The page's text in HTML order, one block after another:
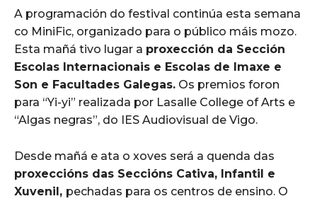
A programación do festival continúa esta semana
co MiniFic, organizado para o público máis mozo.
Esta mañá tivo lugar a proxección da Sección
Escolas Internacionais e Escolas de Imaxe e
Son e Facultades Galegas. Os premios foron
para “Yi-yi” realizada por Lasalle College of Arts e
“Algas negras”, do IES Audiovisual de Vigo.
Desde mañá e ata o xoves será a quenda das
proxeccións das Seccións Cativa, Infantil e
Xuvenil, pechadas para os centros de ensino. O